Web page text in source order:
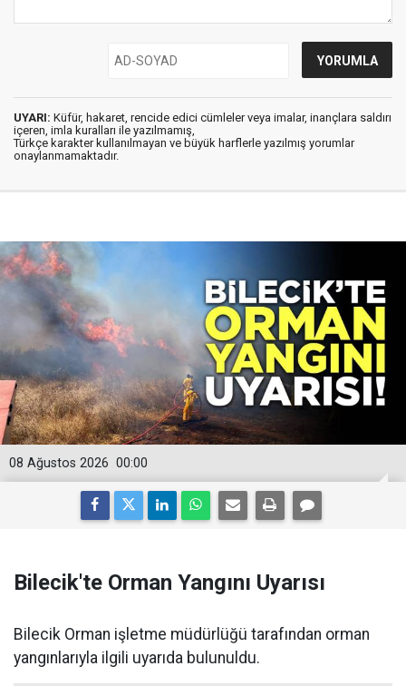
UYARI: Küfür, hakaret, rencide edici cümleler veya imalar, inançlara saldırı
içeren, imla kuralları ile yazılmamış,
Türkçe karakter kullanılmayan ve büyük harflerle yazılmış yorumlar
onaylanmamaktadır.
00:00
08 Ağustos 2026
Bilecik'te Orman Yangını Uyarısı
Bilecik Orman işletme müdürlüğü tarafından orman
yangınlarıyla ilgili uyarıda bulunuldu.